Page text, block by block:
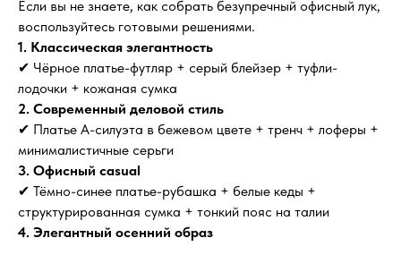
Если вы не знаете, как собрать безупречный офисный лук,
воспользуйтесь готовыми решениями.
1. Классическая элегантность
✔ Чёрное платье-футляр + серый блейзер + туфли-
лодочки + кожаная сумка
2. Современный деловой стиль
✔ Платье А-силуэта в бежевом цвете + тренч + лоферы +
минималистичные серьги
3. Офисный casual
✔ Тёмно-синее платье-рубашка + белые кеды +
структурированная сумка + тонкий пояс на талии
4. Элегантный осенний образ